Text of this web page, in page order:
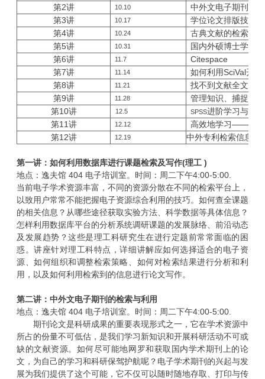
第2讲 10.10
中外文电子期刊的
第3讲 10.17
学位论文排版技巧
第4讲 10.24
古典文献的检索与
第5讲 10.31
国内外硕博士学位
第6讲 11.7
Citespace
第7讲 11.14 如何利用SciVal开展
第8讲 11.21
找不到文献全文怎
第9讲 11.28
管理知识、捕捉灵
第10讲 12.5 SPSS进阶学习与研
第11讲 12.12
高效地学习——思维
第12讲 12.19 中外专利检索信息检
第一讲：如何利用数据库进行课题检索及写作(理工 )
地点：逸夫馆 404 电子培训室。时间：周二下午4:00-5:00.
当前电子学术资源丰富，不同的资源分散在不同的检索平台上，
以致用户常常不能把握电子资源综合利用的技巧。如何查全课题
的相关信息？从哪些途径获取实验方法、科学数据等具体信息？
怎样利用数据库平台的分析系统调研课题的发展脉络、前沿动态
及发展趋势？这些是理工科研究生在进行定题前常常面临的困
惑。讲座针对理工科特点，详细讲解应如何选择适合的电子资
源、如何组织和调整检索策略、如何对检索结果进行分析和利
用，以及如何利用检索到的信息进行论文写作。
第二讲：中外文电子期刊的检索与利用
地点：逸夫馆 404 电子培训室。时间：周二下午4:00-5:00.
期刊论文是科研成果的重要表现形式之一，它在学术资源中
所占的份量不可低估，是我们学习新知识和开展科研活动不可或
缺的文献资源。如何尽可能地网罗和获取国内学术期刊上的论
文，为自己的学习和科研保驾护航呢？电子学术期刊的兴起与发
展为我们提供了这个可能，它不仅可以随时随地存取、打印与传